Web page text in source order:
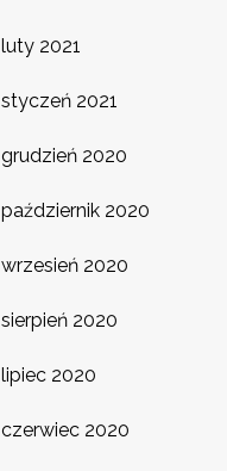
luty 2021
styczeń 2021
grudzień 2020
październik 2020
wrzesień 2020
sierpień 2020
lipiec 2020
czerwiec 2020